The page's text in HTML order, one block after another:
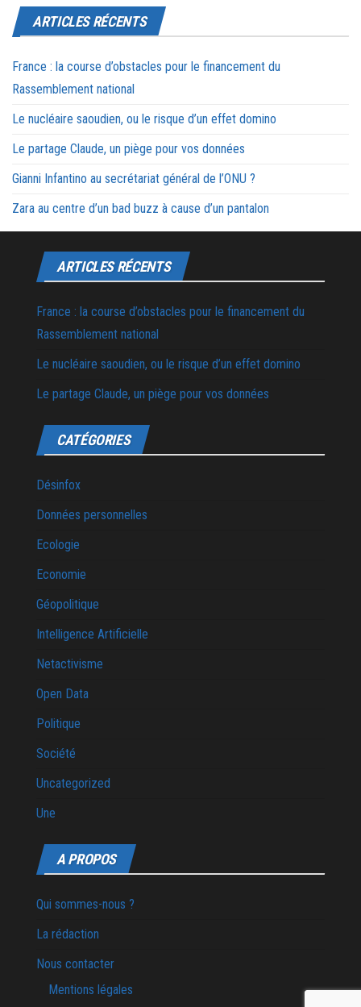
ARTICLES RÉCENTS
France : la course d’obstacles pour le financement du
Rassemblement national
Le nucléaire saoudien, ou le risque d’un effet domino
Le partage Claude, un piège pour vos données
Gianni Infantino au secrétariat général de l’ONU ?
Zara au centre d’un bad buzz à cause d’un pantalon
ARTICLES RÉCENTS
France : la course d’obstacles pour le financement du
Rassemblement national
Le nucléaire saoudien, ou le risque d’un effet domino
Le partage Claude, un piège pour vos données
CATÉGORIES
Désinfox
Données personnelles
Ecologie
Economie
Géopolitique
Intelligence Artificielle
Netactivisme
Open Data
Politique
Société
Uncategorized
Une
A PROPOS
Qui sommes-nous ?
La rédaction
Nous contacter
Mentions légales